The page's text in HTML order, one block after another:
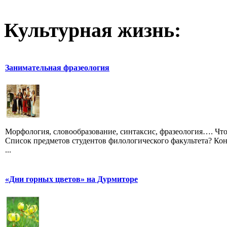
Культурная жизнь:
Занимательная фразеология
Морфология, словообразование, синтаксис, фразеология….
Список предметов студентов филологического факультета?
...
«Дни горных цветов» на Дурмиторе